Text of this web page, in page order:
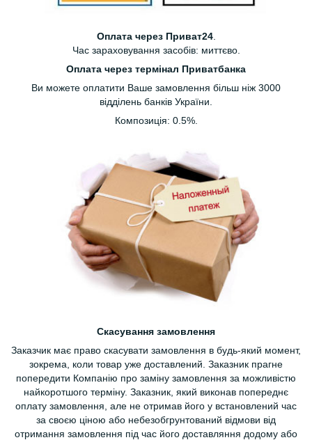
Оплата через Приват24.
Час зараховування засобів: миттєво.
Оплата через термінал Приватбанка
Ви можете оплатити Ваше замовлення більш ніж 3000
відділень банків України.
Композиція: 0.5%.
Скасування замовлення
Заказчик має право скасувати замовлення в будь-який момент,
зокрема, коли товар уже доставлений. Заказник прагне
попередити Компанію про заміну замовлення за можливістю
найкоротшого терміну. Заказник, який виконав попереднє
оплату замовлення, але не отримав його у встановлений час
за своєю ціною або небезобгрунтований відмови від
отримання замовлення під час його доставляння додому або